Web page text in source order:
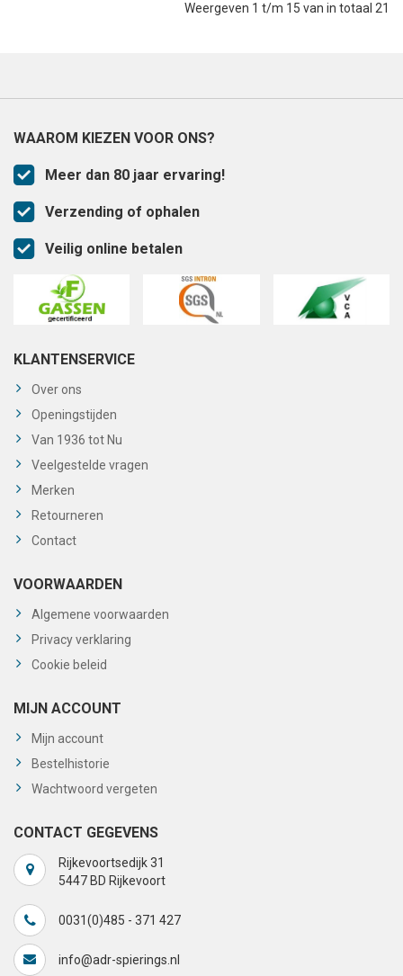
Weergeven 1 t/m 15 van in totaal 21
WAAROM KIEZEN VOOR ONS?
Meer dan 80 jaar ervaring!
Verzending of ophalen
Veilig online betalen
KLANTENSERVICE
Over ons
Openingstijden
Van 1936 tot Nu
Veelgestelde vragen
Merken
Retourneren
Contact
VOORWAARDEN
Algemene voorwaarden
Privacy verklaring
Cookie beleid
MIJN ACCOUNT
Mijn account
Bestelhistorie
Wachtwoord vergeten
CONTACT GEGEVENS
Rijkevoortsedijk 31
5447 BD Rijkevoort
0031(0)485 - 371 427
info@adr-spierings.nl